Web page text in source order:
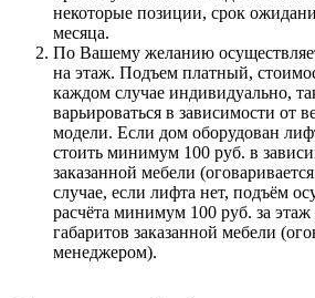
некоторые позиции, срок
месяца.
По Вашему желанию
на этаж. Подъем платный,
каждом случае индивидуально,
варьироваться в зависимости от
модели. Если дом оборудован
стоить минимум 100 руб. в
заказанной мебели
случае, если лифта нет, подъём
расчёта минимум 100 руб. за этаж
габаритов заказанной мебели
менеджером).